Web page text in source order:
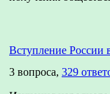
Вступление России
3 вопроса, 329